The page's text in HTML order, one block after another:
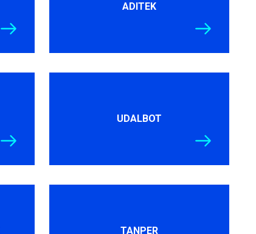
ADITEK
UDALBOT
TANPER